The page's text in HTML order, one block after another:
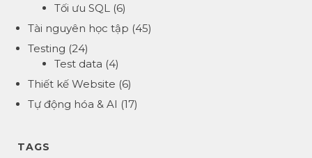
Tối ưu SQL(6)
Tài nguyên học tập (45)
Testing (24)
Test data (4)
Thiết kế Website (6)
Tự động hóa & AI (17)
TAGS